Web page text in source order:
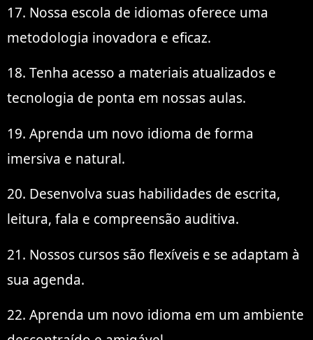
17. Nossa escola de idiomas oferece uma
metodologia inovadora e eficaz.
18. Tenha acesso a materiais atualizados e
tecnologia de ponta em nossas aulas.
19. Aprenda um novo idioma de forma
imersiva e natural.
20. Desenvolva suas habilidades de escrita,
leitura, fala e compreensão auditiva.
21. Nossos cursos são flexíveis e se adaptam à
sua agenda.
22. Aprenda um novo idioma em um ambiente